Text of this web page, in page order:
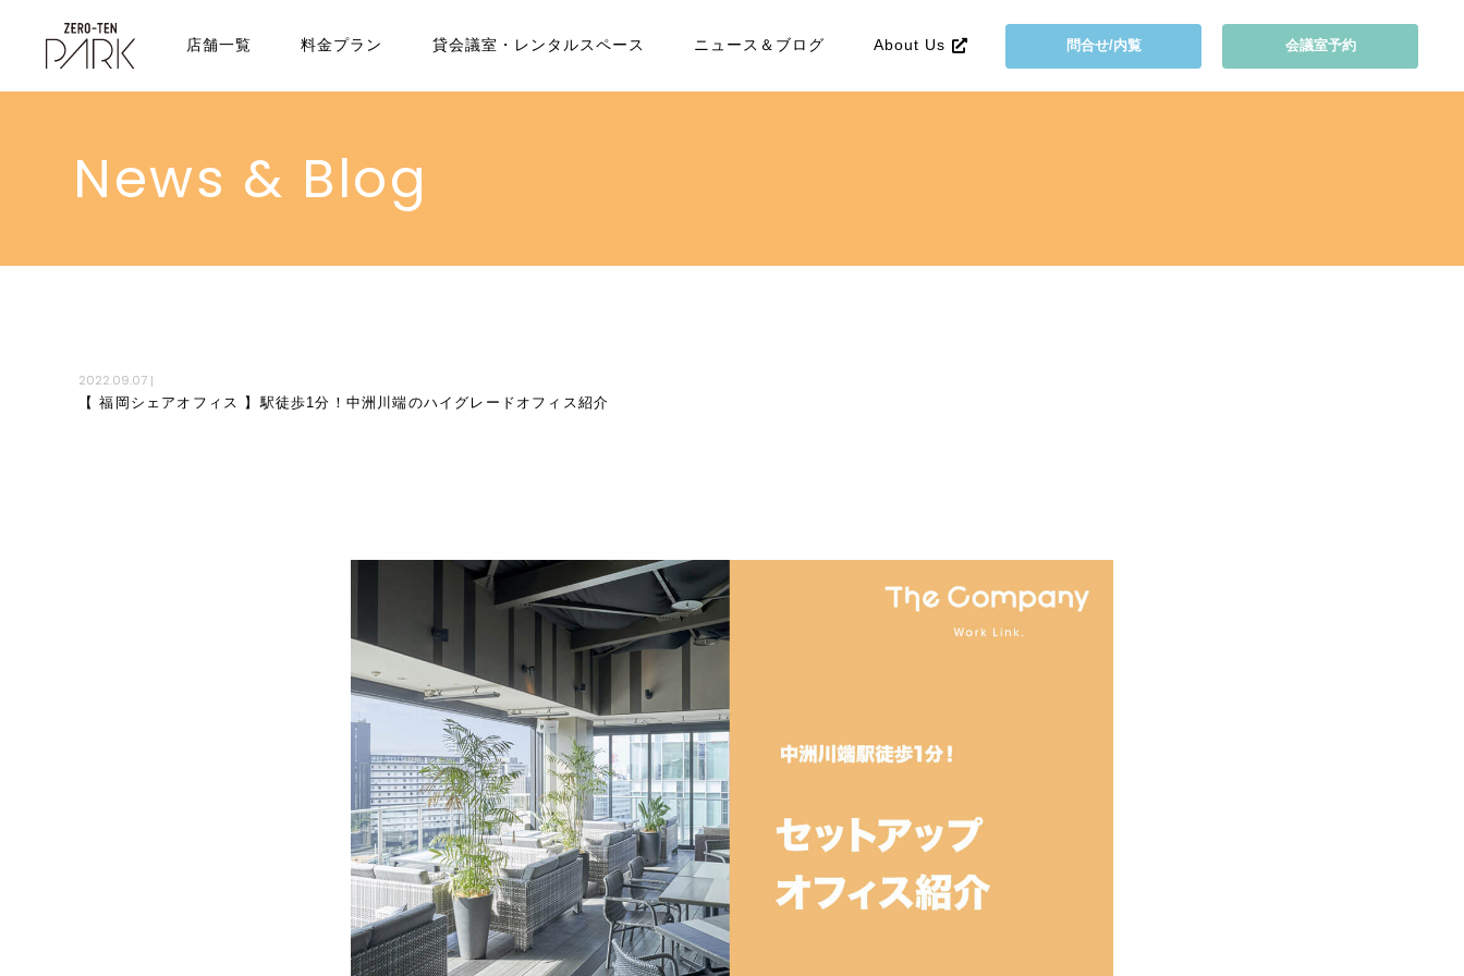
店舗一覧 料金プラン 貸会議室・レンタルスペース ニュース＆ブログ About Us 問合せ/内覧 会議室予約
News & Blog
2022.09.07
【 福岡シェアオフィス 】駅徒歩1分！中洲川端のハイグレードオフィス紹介